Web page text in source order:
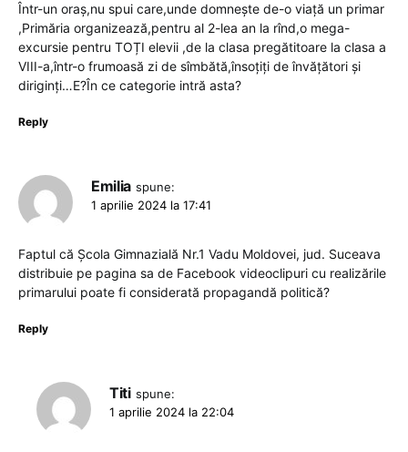
Într-un oraș,nu spui care,unde domnește de-o viață un primar
,Primăria organizează,pentru al 2-lea an la rînd,o mega-
excursie pentru TOȚI elevii ,de la clasa pregătitoare la clasa a
VIII-a,într-o frumoasă zi de sîmbătă,însoțiți de învățători și
diriginți…E?În ce categorie intră asta?
Reply
Emilia spune:
1 aprilie 2024 la 17:41
Faptul că Școla Gimnazială Nr.1 Vadu Moldovei, jud. Suceava
distribuie pe pagina sa de Facebook videoclipuri cu realizările
primarului poate fi considerată propagandă politică?
Reply
Titi spune:
1 aprilie 2024 la 22:04